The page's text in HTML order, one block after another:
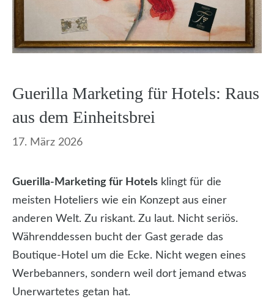
Guerilla Marketing für Hotels: Raus
aus dem Einheitsbrei
17. März 2026
Guerilla-Marketing für Hotels klingt für die
meisten Hoteliers wie ein Konzept aus einer
anderen Welt. Zu riskant. Zu laut. Nicht seriös.
Währenddessen bucht der Gast gerade das
Boutique-Hotel um die Ecke. Nicht wegen eines
Werbebanners, sondern weil dort jemand etwas
Unerwartetes getan hat.